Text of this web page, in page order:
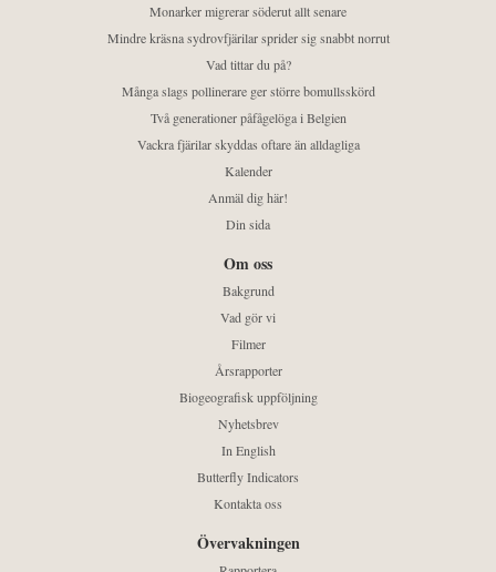
Monarker migrerar söderut allt senare
Mindre kräsna sydrovfjärilar sprider sig snabbt norrut
Vad tittar du på?
Många slags pollinerare ger större bomullsskörd
Två generationer påfågelöga i Belgien
Vackra fjärilar skyddas oftare än alldagliga
Kalender
Anmäl dig här!
Din sida
Om oss
Bakgrund
Vad gör vi
Filmer
Årsrapporter
Biogeografisk uppföljning
Nyhetsbrev
In English
Butterfly Indicators
Kontakta oss
Övervakningen